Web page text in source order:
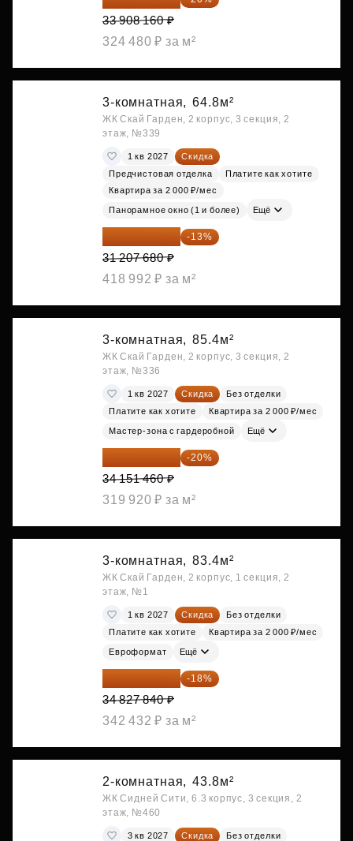
33 908 160 ₽
324 480 ₽ за м²
3-комнатная, 64.8м²
ЖК Скай Гарден, 2 корпус, 3 секция, 2
этаж, №339
1 кв 2027
Скидка
Предчистовая отделка
Платите как хотите
Квартира за 2 000 ₽/мес
Панорамное окно (1 и более) Ещё
27 150 682 ₽ -13%
31 207 680 ₽
418 992 ₽ за м²
3-комнатная, 85.4м²
ЖК Скай Гарден, 2 корпус, 3 секция, 2
этаж, №336
1 кв 2027 Скидка
Без отделки
Платите как хотите
Квартира за 2 000 ₽/мес
Мастер-зона с гардеробной Ещё
27 321 168 ₽ -20%
34 151 460 ₽
319 920 ₽ за м²
3-комнатная, 83.4м²
ЖК Скай Гарден, 2 корпус, 1 секция, 2
этаж, №1
1 кв 2027 Скидка
Без отделки
Платите как хотите
Квартира за 2 000 ₽/мес
Евроформат Ещё
28 558 829 ₽ -18%
34 827 840 ₽
342 432 ₽ за м²
2-комнатная, 43.8м²
ЖК Сидней Сити, 6.3 корпус, 3 секция, 2
этаж, №460
3 кв 2027 Скидка
Без отделки